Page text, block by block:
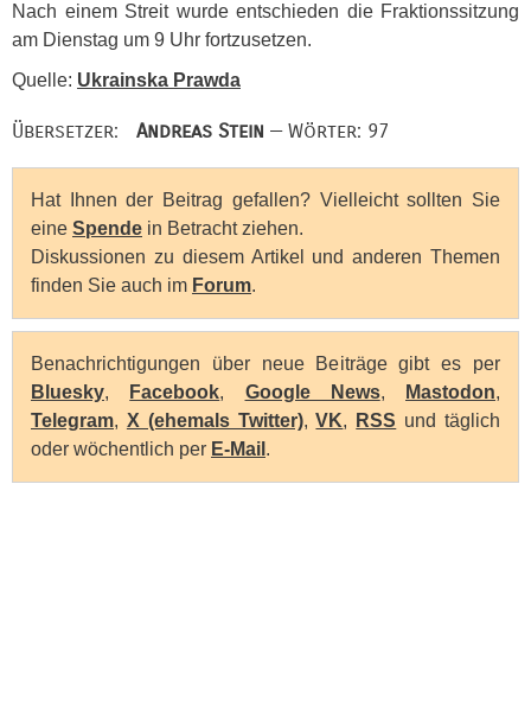
Nach einem Streit wurde entschieden die Fraktionssitzung
am Dienstag um 9 Uhr fortzusetzen.
Quelle: Ukrainska Prawda
Übersetzer: Andreas Stein — Wörter: 97
Hat Ihnen der Beitrag gefallen? Vielleicht sollten Sie
eine Spende in Betracht ziehen.
Diskussionen zu diesem Artikel und anderen Themen
finden Sie auch im Forum.
Benachrichtigungen über neue Beiträge gibt es per
Bluesky, Facebook, Google News, Mastodon,
Telegram, X (ehemals Twitter),VK, RSS und täglich
oder wöchentlich per E-Mail .